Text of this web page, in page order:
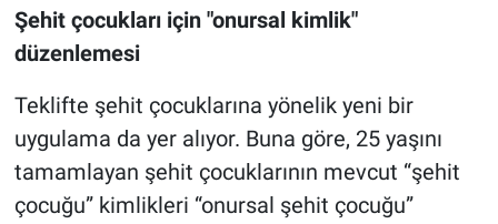
Şehit çocukları için "onursal kimlik"
düzenlemesi
Teklifte şehit çocuklarına yönelik yeni bir
uygulama da yer alıyor. Buna göre, 25 yaşını
tamamlayan şehit çocuklarının mevcut “şehit
çocuğu” kimlikleri “onursal şehit çocuğu”